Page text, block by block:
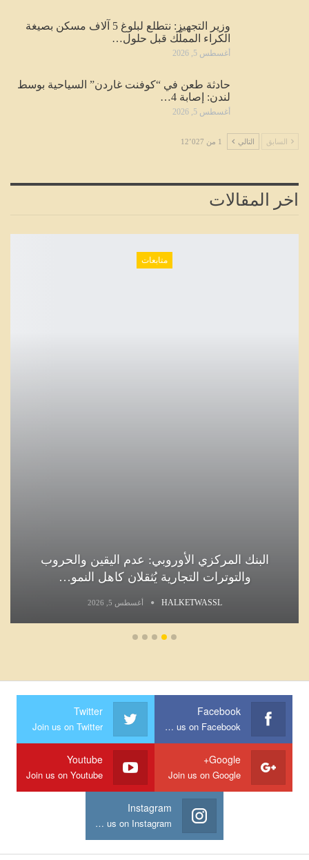
وزير التجهيز: نتطلع لبلوغ 5 آلاف مسكن بصيغة
الكراء المملّك قبل حلول…
أغسطس 5, 2026
حادثة طعن في “كوفنت غاردن” السياحية بوسط
لندن: إصابة 4…
أغسطس 5, 2026
السابق التالي 1 من 12٬027
اخر المقالات
متابعات
البنك المركزي الأوروبي: عدم اليقين والحروب
والتوترات التجارية يُثقلان كاهل النمو…
HALKETWASSL أغسطس 5, 2026
Facebook
Join us on Facebook
Twitter
Join us on Twitter
Google+
Join us on Google
Youtube
Join us on Youtube
Instagram
Join us on Instagram